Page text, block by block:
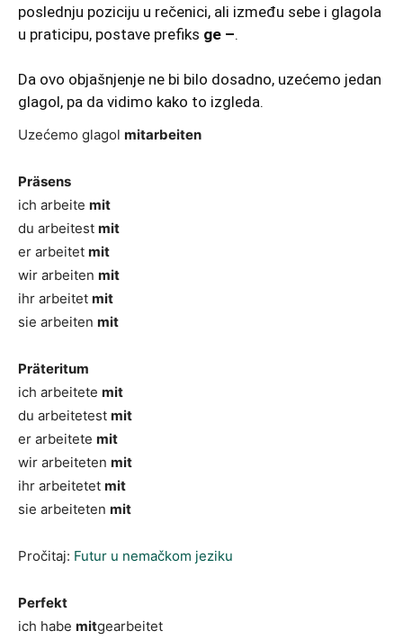
poslednju poziciju u rečenici, ali između sebe i glagola
u praticipu, postave prefiks ge –.
Da ovo objašnjenje ne bi bilo dosadno, uzećemo jedan
glagol, pa da vidimo kako to izgleda.
Uzećemo glagol mitarbeiten
Präsens
ich arbeite mit
du arbeitest mit
er arbeitet mit
wir arbeiten mit
ihr arbeitet mit
sie arbeiten mit
Präteritum
ich arbeitete mit
du arbeitetest mit
er arbeitete mit
wir arbeiteten mit
ihr arbeitetet mit
sie arbeiteten mit
Pročitaj: Futur u nemačkom jeziku
Perfekt
ich habe mitgearbeitet